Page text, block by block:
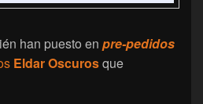
han puesto en pre-pedidos
Eldar Oscurosque